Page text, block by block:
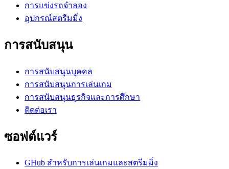
การแข่งรถจำลอง
อุปกรณ์สตรีมมิ่ง
การสนับสนุน
การสนับสนุนบุคคล
การสนับสนุนการเล่นเกม
การสนับสนุนธุรกิจและการศึกษา
ติดต่อเรา
ซอฟต์แวร์
GHub สำหรับการเล่นเกมและสตรีมมิ่ง